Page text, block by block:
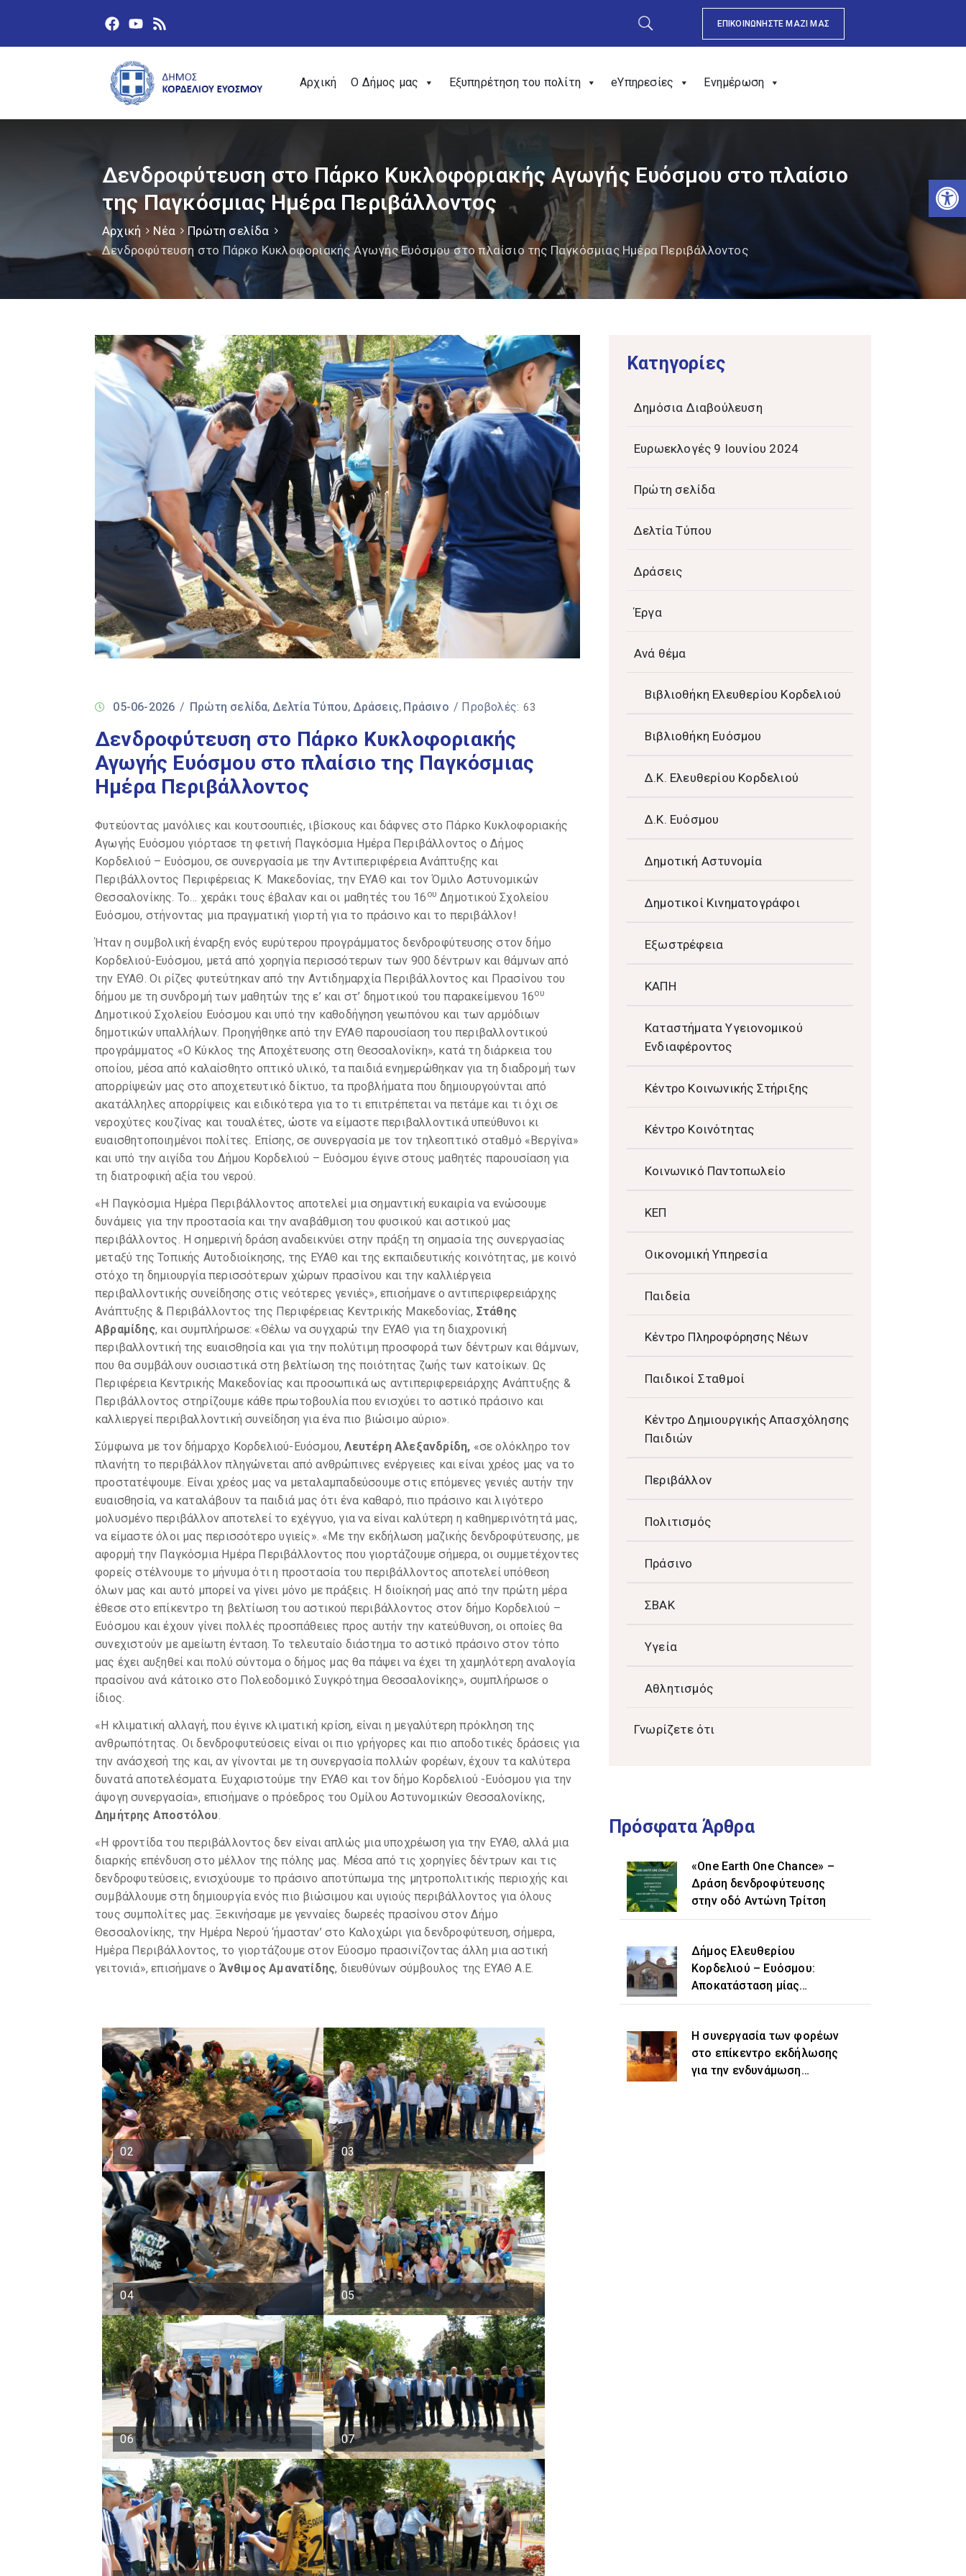
ΕΠΙΚΟΙΝΩΝΗΣΤΕ ΜΑΖΙ ΜΑΣ
Αρχική Ο Δήμος μας Εξυπηρέτηση του πολίτη eΥπηρεσίες Ενημέρωση
Δενδροφύτευση στο Πάρκο Κυκλοφοριακής Αγωγής Ευόσμου στο πλαίσιο
της Παγκόσμιας Ημέρα Περιβάλλοντος
Αρχική Νέα
Πρώτη σελίδα
Δενδροφύτευση στο Πάρκο Κυκλοφοριακής Αγωγής Ευόσμου στο πλαίσιο της Παγκόσμιας Ημέρα Περιβάλλοντος
05-06-2026 / Πρώτη σελίδα‚ Δελτία Τύπου‚ Δράσεις‚ Πράσινο / Προβολές: 63
Δενδροφύτευση στο Πάρκο Κυκλοφοριακής
Αγωγής Ευόσμου στο πλαίσιο της Παγκόσμιας
Ημέρα Περιβάλλοντος
Φυτεύοντας μανόλιες και κουτσουπιές, ιβίσκους και δάφνες στο Πάρκο Κυκλοφοριακής
Αγωγής Ευόσμου γιόρτασε τη φετινή Παγκόσμια Ημέρα Περιβάλλοντος ο Δήμος
Κορδελιού – Ευόσμου, σε συνεργασία με την Αντιπεριφέρεια Ανάπτυξης και
Περιβάλλοντος Περιφέρειας Κ. Μακεδονίας, την ΕΥΑΘ και τον Όμιλο Αστυνομικών
Θεσσαλονίκης. Το… χεράκι τους έβαλαν και οι μαθητές του 16 ου Δημοτικού Σχολείου
Ευόσμου, στήνοντας μια πραγματική γιορτή για το πράσινο και το περιβάλλον!
Ήταν η συμβολική έναρξη ενός ευρύτερου προγράμματος δενδροφύτευσης στον δήμο
Κορδελιού-Ευόσμου, μετά από χορηγία περισσότερων των 900 δέντρων και θάμνων από
την ΕΥΑΘ. Οι ρίζες φυτεύτηκαν από την Αντιδημαρχία Περιβάλλοντος και Πρασίνου του
δήμου με τη συνδρομή των μαθητών της ε’ και στ’ δημοτικού του παρακείμενου 16ου
Δημοτικού Σχολείου Ευόσμου και υπό την καθοδήγηση γεωπόνου και των αρμόδιων
δημοτικών υπαλλήλων. Προηγήθηκε από την ΕΥΑΘ παρουσίαση του περιβαλλοντικού
προγράμματος «Ο Κύκλος της Αποχέτευσης στη Θεσσαλονίκη», κατά τη διάρκεια του
οποίου, μέσα από καλαίσθητο οπτικό υλικό, τα παιδιά ενημερώθηκαν για τη διαδρομή των
απορρίψεών μας στο αποχετευτικό δίκτυο, τα προβλήματα που δημιουργούνται από
ακατάλληλες απορρίψεις και ειδικότερα για το τι επιτρέπεται να πετάμε και τι όχι σε
νεροχύτες κουζίνας και τουαλέτες, ώστε να είμαστε περιβαλλοντικά υπεύθυνοι κι
ευαισθητοποιημένοι πολίτες. Επίσης, σε συνεργασία με τον τηλεοπτικό σταθμό «Βεργίνα»
και υπό την αιγίδα του Δήμου Κορδελιού – Ευόσμου έγινε στους μαθητές παρουσίαση για
τη διατροφική αξία του νερού.
«Η Παγκόσμια Ημέρα Περιβάλλοντος αποτελεί μια σημαντική ευκαιρία να ενώσουμε
δυνάμεις για την προστασία και την αναβάθμιση του φυσικού και αστικού μας
περιβάλλοντος. Η σημερινή δράση αναδεικνύει στην πράξη τη σημασία της συνεργασίας
μεταξύ της Τοπικής Αυτοδιοίκησης, της ΕΥΑΘ και της εκπαιδευτικής κοινότητας, με κοινό
στόχο τη δημιουργία περισσότερων χώρων πρασίνου και την καλλιέργεια
περιβαλλοντικής συνείδησης στις νεότερες γενιές», επισήμανε ο αντιπεριφερειάρχης
Ανάπτυξης & Περιβάλλοντος της Περιφέρειας Κεντρικής Μακεδονίας, Στάθης
Αβραμίδης, και συμπλήρωσε: «Θέλω να συγχαρώ την ΕΥΑΘ για τη διαχρονική
περιβαλλοντική της ευαισθησία και για την πολύτιμη προσφορά των δέντρων και θάμνων,
που θα συμβάλουν ουσιαστικά στη βελτίωση της ποιότητας ζωής των κατοίκων. Ως
Περιφέρεια Κεντρικής Μακεδονίας και προσωπικά ως αντιπεριφερειάρχης Ανάπτυξης &
Περιβάλλοντος στηρίζουμε κάθε πρωτοβουλία που ενισχύει το αστικό πράσινο και
καλλιεργεί περιβαλλοντική συνείδηση για ένα πιο βιώσιμο αύριο».
Σύμφωνα με τον δήμαρχο Κορδελιού-Ευόσμου,Λευτέρη Αλεξανδρίδη, «σε ολόκληρο τον
πλανήτη το περιβάλλον πληγώνεται από ανθρώπινες ενέργειες και είναι χρέος μας να το
προστατέψουμε. Είναι χρέος μας να μεταλαμπαδεύσουμε στις επόμενες γενιές αυτήν την
ευαισθησία, να καταλάβουν τα παιδιά μας ότι ένα καθαρό, πιο πράσινο και λιγότερο
μολυσμένο περιβάλλον αποτελεί το εχέγγυο, για να είναι καλύτερη η καθημερινότητά μας,
να είμαστε όλοι μας περισσότερο υγιείς». «Με την εκδήλωση μαζικής δενδροφύτευσης, με
αφορμή την Παγκόσμια Ημέρα Περιβάλλοντος που γιορτάζουμε σήμερα, οι συμμετέχοντες
φορείς στέλνουμε το μήνυμα ότι η προστασία του περιβάλλοντος αποτελεί υπόθεση
όλων μας και αυτό μπορεί να γίνει μόνο με πράξεις. Η διοίκησή μας από την πρώτη μέρα
έθεσε στο επίκεντρο τη βελτίωση του αστικού περιβάλλοντος στον δήμο Κορδελιού –
Ευόσμου και έχουν γίνει πολλές προσπάθειες προς αυτήν την κατεύθυνση, οι οποίες θα
συνεχιστούν με αμείωτη ένταση. Το τελευταίο διάστημα το αστικό πράσινο στον τόπο
μας έχει αυξηθεί και πολύ σύντομα ο δήμος μας θα πάψει να έχει τη χαμηλότερη αναλογία
πρασίνου ανά κάτοικο στο Πολεοδομικό Συγκρότημα Θεσσαλονίκης», συμπλήρωσε ο
ίδιος.
«Η κλιματική αλλαγή, που έγινε κλιματική κρίση, είναι η μεγαλύτερη πρόκληση της
ανθρωπότητας. Οι δενδροφυτεύσεις είναι οι πιο γρήγορες και πιο αποδοτικές δράσεις για
την ανάσχεσή της και, αν γίνονται με τη συνεργασία πολλών φορέων, έχουν τα καλύτερα
δυνατά αποτελέσματα. Ευχαριστούμε την ΕΥΑΘ και τον δήμο Κορδελιού -Ευόσμου για την
άψογη συνεργασία», επισήμανε ο πρόεδρος του Ομίλου Αστυνομικών Θεσσαλονίκης,
Δημήτρης Αποστόλου.
«Η φροντίδα του περιβάλλοντος δεν είναι απλώς μια υποχρέωση για την ΕΥΑΘ, αλλά μια
διαρκής επένδυση στο μέλλον της πόλης μας. Μέσα από τις χορηγίες δέντρων και τις
δενδροφυτεύσεις, ενισχύουμε το πράσινο αποτύπωμα της μητροπολιτικής περιοχής και
συμβάλλουμε στη δημιουργία ενός πιο βιώσιμου και υγιούς περιβάλλοντος για όλους
τους συμπολίτες μας. Ξεκινήσαμε με γενναίες δωρεές πρασίνου στον Δήμο
Θεσσαλονίκης, την Ημέρα Νερού ‘ήμασταν’ στο Καλοχώρι για δενδροφύτευση, σήμερα,
Ημέρα Περιβάλλοντος, το γιορτάζουμε στον Εύοσμο πρασινίζοντας άλλη μια αστική
γειτονιά», επισήμανε ο Άνθιμος Αμανατίδης, διευθύνων σύμβουλος της ΕΥΑΘ Α.Ε.
02 03
04 05
06 07
Kατηγορίες
Δημόσια Διαβούλευση
Ευρωεκλογές 9 Ιουνίου 2024
Πρώτη σελίδα
Δελτία Τύπου
Δράσεις
Έργα
Ανά θέμα
Βιβλιοθήκη Ελευθερίου Κορδελιού
Βιβλιοθήκη Ευόσμου
Δ.Κ. Ελευθερίου Κορδελιού
Δ.Κ. Ευόσμου
Δημοτική Αστυνομία
Δημοτικοί Κινηματογράφοι
Εξωστρέφεια
ΚΑΠΗ
Καταστήματα Υγειονομικού
Ενδιαφέροντος
Κέντρο Κοινωνικής Στήριξης
Κέντρο Κοινότητας
Κοινωνικό Παντοπωλείο
ΚΕΠ
Οικονομική Υπηρεσία
Παιδεία
Κέντρο Πληροφόρησης Νέων
Παιδικοί Σταθμοί
Κέντρο Δημιουργικής Απασχόλησης
Παιδιών
Περιβάλλον
Πολιτισμός
Πράσινο
ΣΒΑΚ
Υγεία
Αθλητισμός
Γνωρίζετε ότι
Πρόσφατα Άρθρα
«One Earth One Chance» –
Δράση δενδροφύτευσης
στην οδό Αντώνη Τρίτση
Δήμος Ελευθερίου
Κορδελιού – Ευόσμου:
Αποκατάσταση μίας
ιστορικής αδικίας η
«Ελευθέριο» στην
ονομασία του δήμου
Η συνεργασία των φορέων
στο επίκεντρο εκδήλωσης
για την ενδυνάμωση